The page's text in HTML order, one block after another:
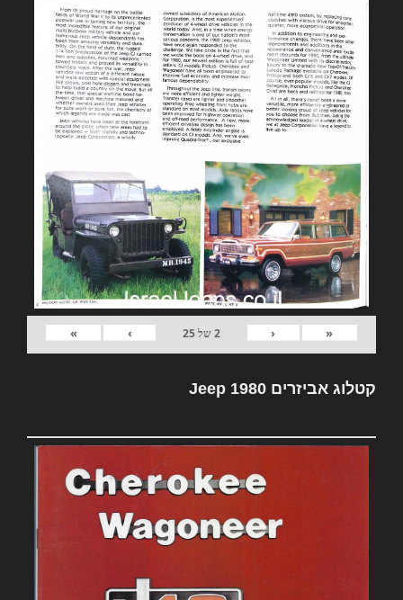
«
‹
2של25
›
»
קטלוג אביזרים Jeep 1980